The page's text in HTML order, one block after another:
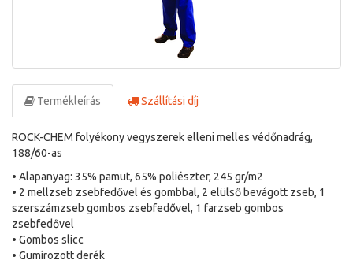
Termékleírás Szállítási díj
ROCK-CHEM folyékony vegyszerek elleni melles védőnadrág,
188/60-as
• Alapanyag: 35% pamut, 65% poliészter, 245 gr/m2
• 2 mellzseb zsebfedővel és gombbal, 2 elülső bevágott zseb, 1
szerszámzseb gombos zsebfedővel, 1 farzseb gombos
zsebfedővel
• Gombos slicc
• Gumírozott derék